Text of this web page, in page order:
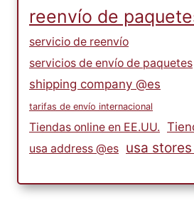
reenvío de
servicio de reenvío
servicios de envío de paquetes
shipping company @es
tarifas de envío internacional
Tiendas online en EE.UU.
usa address @es usa stores